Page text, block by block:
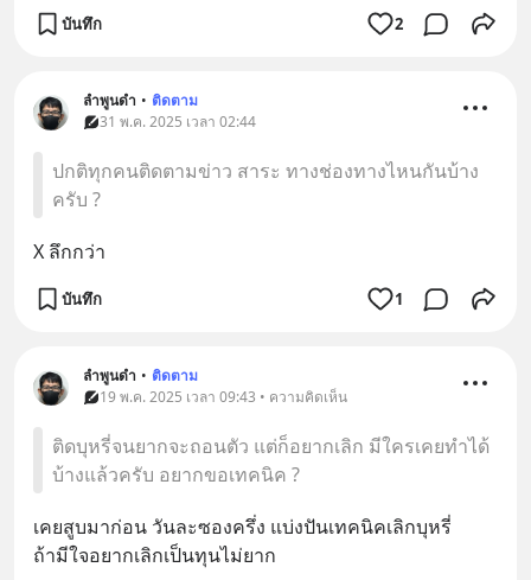
บันทึก 2
ลำพูนดำ • ติดตาม
31 พ.ค. 2025 เวลา 02:44
ปกติทุกคนติดตามข่าว สาระ ทางช่องทางไหนกันบ้าง
ครับ ?
X ลึกกว่า
บันทึก 1
ลำพูนดำ • ติดตาม
19 พ.ค. 2025 เวลา 09:43 • ความคิดเห็น
ติดบุหรี่จนยากจะถอนตัว แต่ก็อยากเลิก มีใครเคยทำได้
บ้างแล้วครับ อยากขอเทคนิค ?
เคยสูบมาก่อน วันละซองครึ่ง แบ่งปันเทคนิคเลิกบุหรี่
ถ้ามีใจอยากเลิกเป็นทุนไม่ยาก